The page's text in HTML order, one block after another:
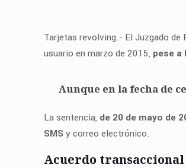
Tarjetas revolving.- El Juzgado de
usuario en marzo de 2015, pese a
Aunque en la fecha de
La sentencia, de 20 de mayo de
SMS y correo electrónico.
Acuerdo transaccional